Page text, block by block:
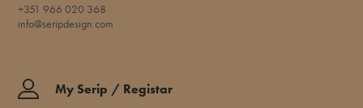
+351 966 020 368
info@seripdesign.com
My Serip / Registar